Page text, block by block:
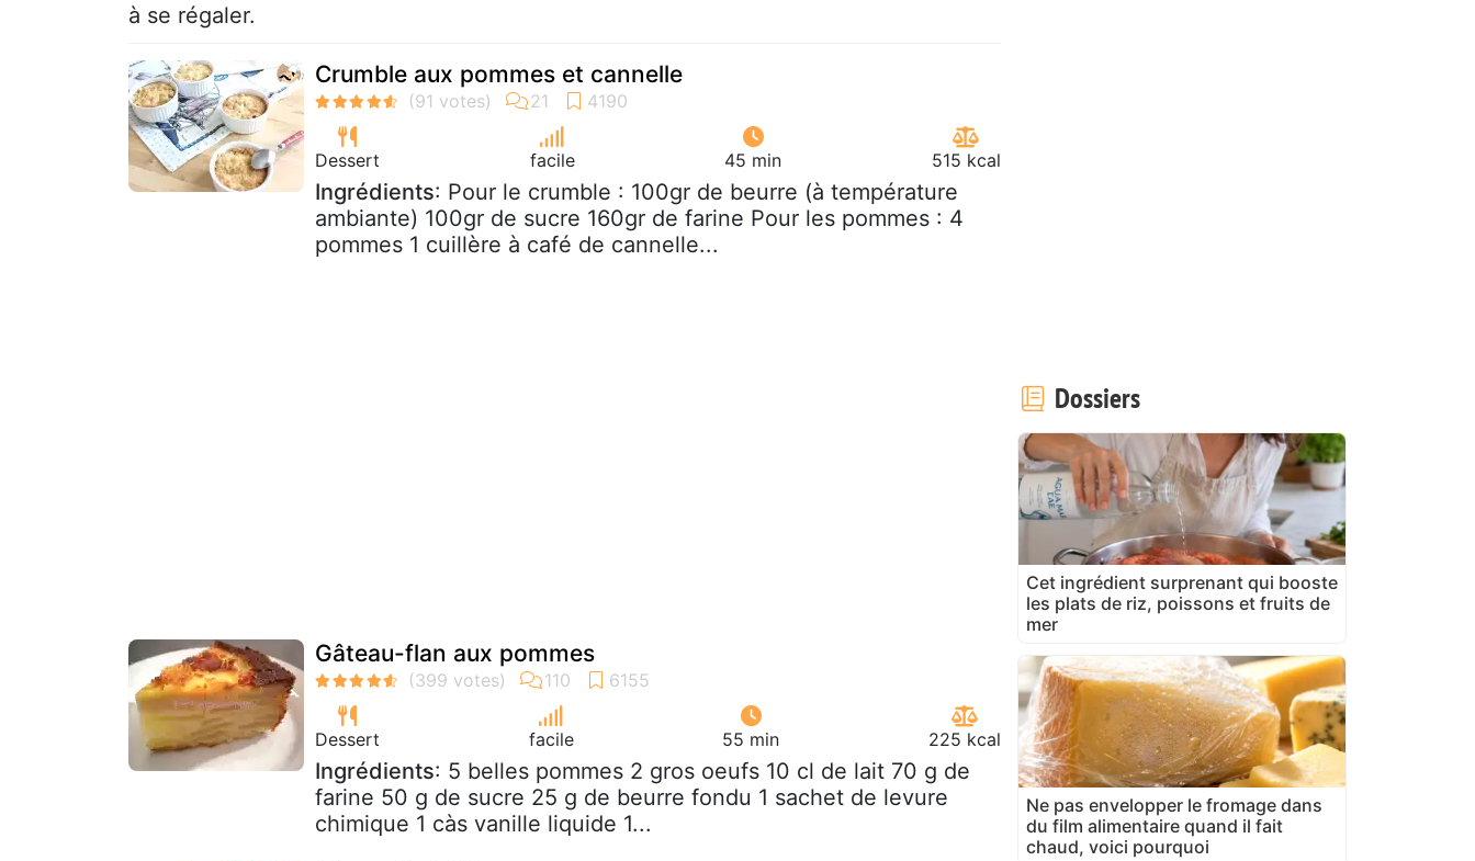
à se régaler.
Crumble aux pommes et cannelle
Dessert facile 45 min 515 kcal
Ingrédients: Pour le crumble : 100gr de beurre (à température
ambiante) 100gr de sucre 160gr de farine Pour les pommes : 4
pommes 1 cuillère à café de cannelle...
Gâteau-flan aux pommes
Dessert facile 55 min 225 kcal
Ingrédients: 5 belles pommes 2 gros oeufs 10 cl de lait 70 g de
farine 50 g de sucre 25 g de beurre fondu 1 sachet de levure
chimique 1 càs vanille liquide 1...
Dossiers
Cet ingrédient surprenant qui booste
les plats de riz, poissons et fruits de
mer
Ne pas envelopper le fromage dans
du film alimentaire quand il fait
chaud, voici pourquoi